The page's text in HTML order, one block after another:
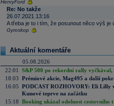
HenryFord
Re: No takže
26.07.2021 13:16
A třeba je to i tím, že posunout něco výš je
Gyroskop
Aktuální komentáře
05.08.2026
22:01
S&P 500 po rekordní rally vyčkával,
18:03 Prémiové akcie, Mag495 a další
16:05 PODCAST ROZHOVORY: Eli Lilly
Kunové teprve na začátku
15:18 Booking ukázal odolnost cestovního